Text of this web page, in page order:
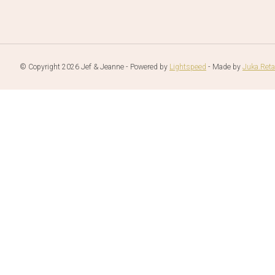
© Copyright 2026 Jef & Jeanne - Powered by Lightspeed - Made by